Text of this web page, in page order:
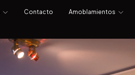
Contacto Amoblamientos